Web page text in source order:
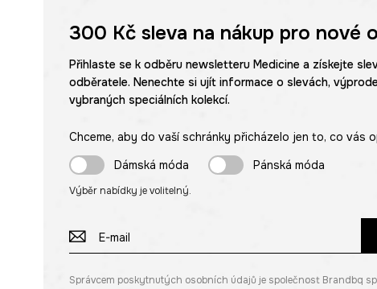
300 Kčsleva na nákup pro nové
Přihlaste se k odběru newsletteru Medicine a získejte
odběratele. Nenechte si ujít informace o slevách,
vybraných speciálních kolekcí.
Chceme, aby do vaší schránky přicházelo jen to, co vás
Dámská móda
Pánská móda
Výběr nabídky je volitelný.
Správcem poskytnutých osobních údajů je společnost Brandbq